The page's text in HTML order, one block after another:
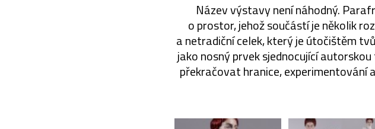
Název výstavy není náhodný.
o prostor, jehož součástí je několik
a netradiční celek, který je útočištěm
jako nosný prvek sjednocující
překračovat hranice, experimentování